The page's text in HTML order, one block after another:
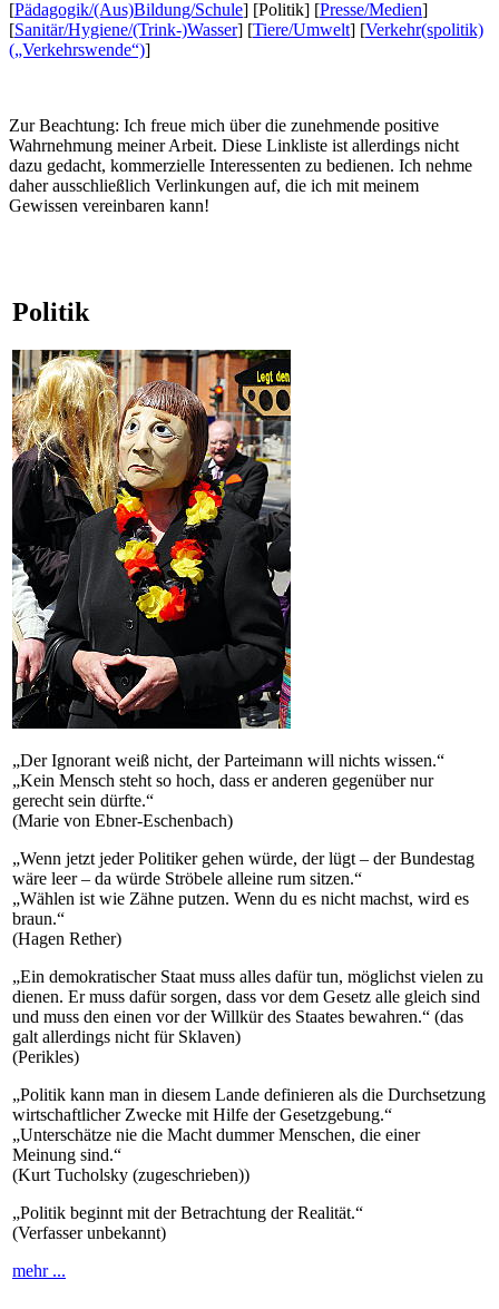
[Pädagogik/(Aus)Bildung/Schule] [Politik] [Presse/Medien]
[Sanitär/Hygiene/(Trink-)Wasser] [Tiere/Umwelt] [Verkehr(spolitik)
(„Verkehrswende“)]
Zur Beachtung: Ich freue mich über die zunehmende positive
Wahrnehmung meiner Arbeit. Diese Linkliste ist allerdings nicht
dazu gedacht, kommerzielle Interessenten zu bedienen. Ich nehme
daher ausschließlich Verlinkungen auf, die ich mit meinem
Gewissen vereinbaren kann!
Politik
„Der Ignorant weiß nicht, der Parteimann will nichts wissen.“
„Kein Mensch steht so hoch, dass er anderen gegenüber nur
gerecht sein dürfte.“
(Marie von Ebner-Eschenbach)
„Wenn jetzt jeder Politiker gehen würde, der lügt – der Bundestag
wäre leer – da würde Ströbele alleine rum sitzen.“
„Wählen ist wie Zähne putzen. Wenn du es nicht machst, wird es
braun.“
(Hagen Rether)
„Ein demokratischer Staat muss alles dafür tun, möglichst vielen zu
dienen. Er muss dafür sorgen, dass vor dem Gesetz alle gleich sind
und muss den einen vor der Willkür des Staates bewahren.“ (das
galt allerdings nicht für Sklaven)
(Perikles)
„Politik kann man in diesem Lande definieren als die Durchsetzung
wirtschaftlicher Zwecke mit Hilfe der Gesetzgebung.“
„Unterschätze nie die Macht dummer Menschen, die einer
Meinung sind.“
(Kurt Tucholsky (zugeschrieben))
„Politik beginnt mit der Betrachtung der Realität.“
(Verfasser unbekannt)
mehr ...